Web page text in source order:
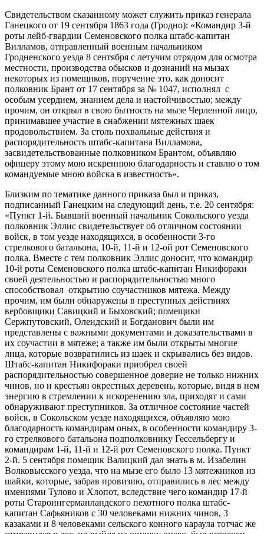
Свидетельством сказанному может служить приказ генерала
Ганецкого от 19 сентября 1863 года (Гродно): «Командир 3-й
роты лейб-гвардии Семеновского полка штабс-капитан
Вилламов, отправленный военным начальником
Гродненского уезда 8 сентября с летучим отрядом для осмотра
местности, производства обысков и дознаний на мызах
некоторых из помещиков, поручение это, как доносит
полковник Брант от 17 сентября за № 1047, исполнял с
особым усердием, знанием дела и настойчивостью; между
прочим, он открыл в свою бытность на мызе Черленной лицо,
принимавшее участие в снабжении мятежных шаек
продовольствием. За столь похвальные действия и
распорядительность штабс-капитана Вилламова,
засвидетельствованные полковником Брантом, объявляю
офицеру этому мою искреннюю благодарность и ставлю о том
командуемые мною войска в известность».
Близким по тематике данного приказа был и приказ,
подписанный Ганецким на следующий день, т.е. 20 сентября:
«Пункт 1-й. Бывший военный начальник Сокольского уезда
полковник Эллис свидетельствует об отличном состоянии
войск, в том уезде находящихся, в особенности 3-го
стрелкового батальона, 10-й, 11-й и 12-ой рот Семеновского
полка. Вместе с тем полковник Эллис доносит, что командир
10-й роты Семеновского полка штабс-капитан Никифораки
своей деятельностью и распорядительностью много
способствовал открытию соучастников мятежа. Между
прочим, им были обнаружены в преступных действиях
вербовщики Савицкий и Быховский; помещики
Сержпутовский, Олендский и Богданович были им
представлены с важными документами и доказательствами в
их соучастии в мятеже; а также им были открыты многие
лица, которые возвратились из шаек и скрывались без видов.
Штабс-капитан Никифораки приобрел своей
распорядительностью совершенное доверие не только нижних
чинов, но и крестьян окрестных деревень, которые, видя в нем
энергию в стремлении к искоренению зла, приходят и сами
обнаруживают преступников. За отличное состояние частей
войск, в Сокольском уезде находящихся, объявляю мою
благодарность командирам оных, в особенности командиру 3-
го стрелкового батальона подполковнику Гессельбергу и
командирам 1-й, 11-й и 12-й рот Семеновского полка. Пункт
2-й. 5 сентября помещик Валицкий дал знать в м. Изабелин
Волковысского уезда, что на мызе его было 13 мятежников из
шайки, которые, забрав провизию, отправились в лес между
имениями Тулово и Хлопот, вследствие чего командир 17-й
роты Староингерманландского пехотного полка штабс-
капитан Сафьяников с 30 человеками нижних чинов, 3
казаками и 8 человеками сельского конного караула тотчас же